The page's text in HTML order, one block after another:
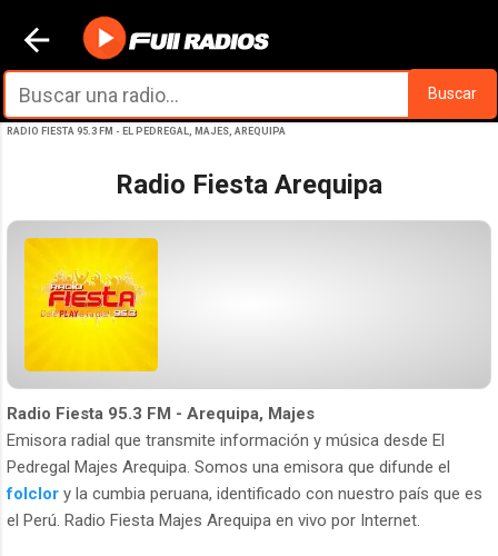
Ir al contenido principal
Buscar
RADIO FIESTA 95.3 FM - EL PEDREGAL, MAJES, AREQUIPA
Radio Fiesta Arequipa
Radio Fiesta 95.3 FM - Arequipa, Majes
Emisora radial que transmite información y música desde El
Pedregal Majes Arequipa. Somos una emisora que difunde el
folclor y la cumbia peruana, identificado con nuestro país que es
el Perú. Radio Fiesta Majes Arequipa en vivo por Internet.